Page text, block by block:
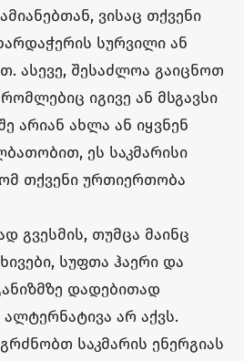
ვისაც თქვენი
სურვილი ან
ასევე, შესაძლოა გაიცნოთ
იგივე ან მსგავსი
არიან ახლა ან იყვნენ
ეს საკმარისი
თქვენი ურთიერთობა
გვესმის, თუმცა მაინც
სუფთა ჰაერი და
დადებითად
არ აქვს.
საკმარის ენერგიას